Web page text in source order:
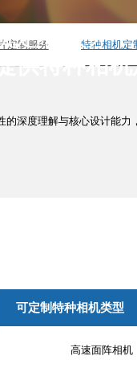
定制服务
供特种相
定制服务 特种相机定
的深度理解与核心设计能
可定制特种相机类型
高速面阵相机